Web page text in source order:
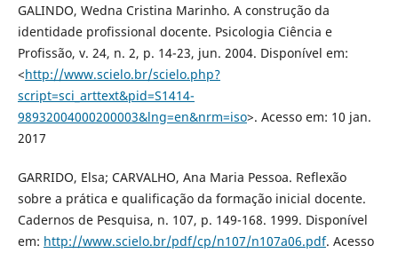
GALINDO, Wedna Cristina Marinho. A construção da
identidade profissional docente. Psicologia Ciência e
Profissão, v. 24, n. 2, p. 14-23, jun. 2004. Disponível em:
<http://www.scielo.br/scielo.php?
script=sci_arttext&pid=S1414-
98932004000200003&lng=en&nrm=iso>. Acesso em: 10 jan.
2017
GARRIDO, Elsa; CARVALHO, Ana Maria Pessoa. Reflexão
sobre a prática e qualificação da formação inicial docente.
Cadernos de Pesquisa, n. 107, p. 149-168. 1999. Disponível
em: http://www.scielo.br/pdf/cp/n107/n107a06.pdf. Acesso